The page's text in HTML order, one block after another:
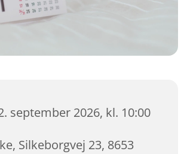
september 2026, kl. 10:00
Silkeborgvej 23, 8653